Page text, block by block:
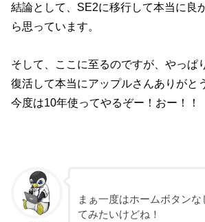
結論として、SE2に移行して本当に良
ら思っています。
そして、ここに至るのですが、やっぱ
復活して本当にアップルさんありがと
今度は10年使ってやるぞー！おー！！
まぁ一度はホームボタンな
てみたいけどね！